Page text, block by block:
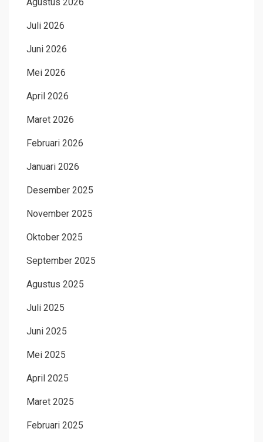
Juli 2026
Juni 2026
Mei 2026
April 2026
Maret 2026
Februari 2026
Januari 2026
Desember 2025
November 2025
Oktober 2025
September 2025
Agustus 2025
Juli 2025
Juni 2025
Mei 2025
April 2025
Maret 2025
Februari 2025